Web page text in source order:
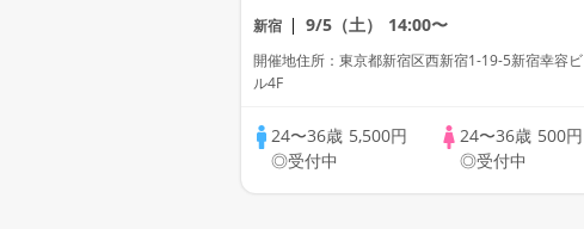
安心｜同世代限定の出会い～
個室スタイル/White Key AI
Matching/マッチングあり
新宿 9/5（土） 14:00〜
開催地住所：東京都新宿区西新宿1-19-5新宿幸容ビ
ル4F
24〜36歳 5,500円
◎受付中
24〜36歳 500円
◎受付中